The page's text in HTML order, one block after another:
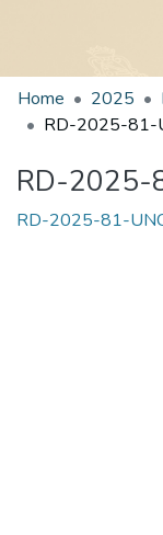
Home 2025
RD-2025-
RD-2025-81-